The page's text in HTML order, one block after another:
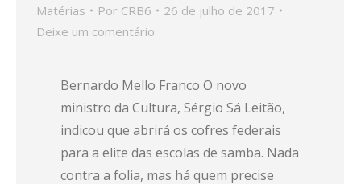
Matérias Por CRB6
26 de julho de 2017
Deixe um comentário
Bernardo Mello Franco O novo
ministro da Cultura, Sérgio Sá Leitão,
indicou que abrirá os cofres federais
para a elite das escolas de samba. Nada
contra a folia, mas há quem precise